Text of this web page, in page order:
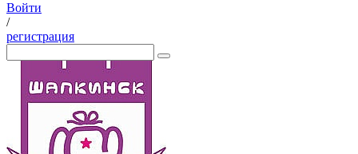
Войти
/
регистрация